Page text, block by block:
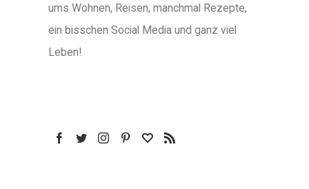
ums Wohnen, Reisen, manchmal Rezepte,
ein bisschen Social Media und ganz viel
Leben!